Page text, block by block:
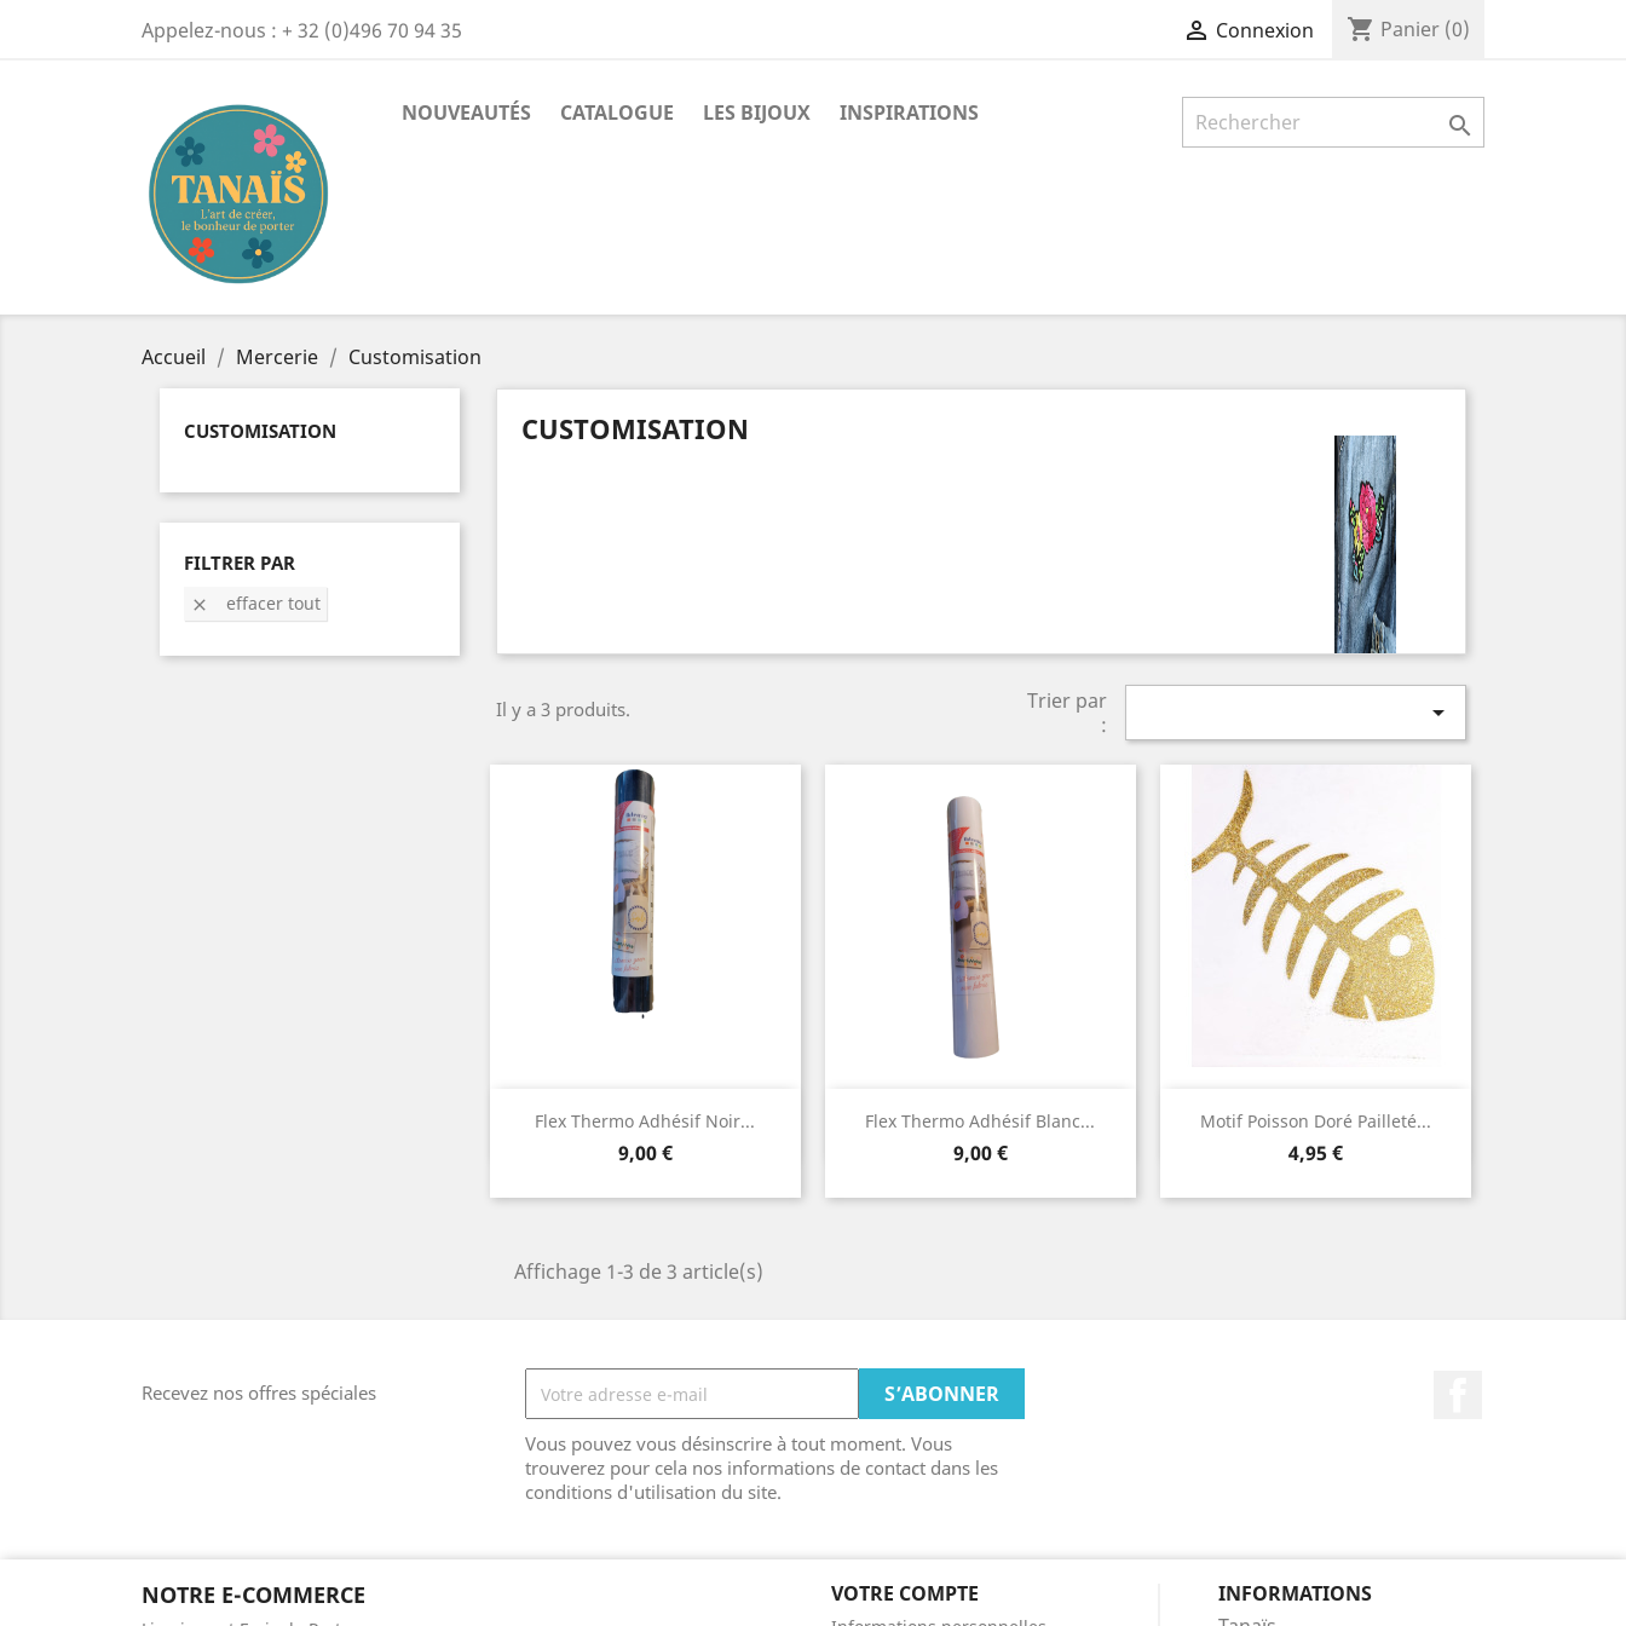
Appelez-nous : + 32 (0)496 70 94 35  Connexion shopping_cart Panier (0)
NOUVEAUTÉS CATALOGUE LES BIJOUX INSPIRATIONS 
Accueil Mercerie Customisation
CUSTOMISATION
FILTRER PAR
 effacer tout
CUSTOMISATION
Il y a 3 produits.
Trier par
:

Flex Thermo Adhésif Noir...
Prix
9,00 €
Aperçu rapide Flex Thermo Adhésif Blanc...
Prix
9,00 €
Aperçu rapide Motif Poisson Doré Pailleté...
Prix
4,95 €
Aperçu rapide
Affichage 1-3 de 3 article(s)
Recevez nos offres spéciales
Vous pouvez vous désinscrire à tout moment. Vous
trouverez pour cela nos informations de contact dans les
conditions d'utilisation du site.
NOTRE E-COMMERCE VOTRE COMPTE
INFORMATIONS